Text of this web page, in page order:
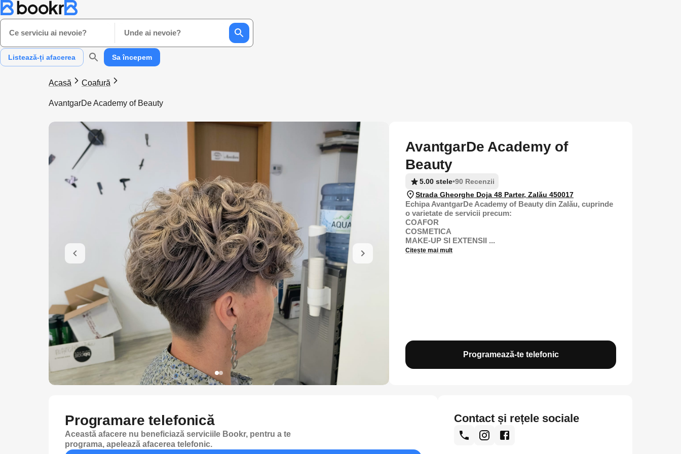
Ce serviciu ai nevoie? Unde ai nevoie?
Listează-ți afacerea Sa începem
Acasă Coafură
AvantgarDe Academy of Beauty
AvantgarDe Academy of
Beauty
5.00 stele•90 Recenzii
Strada Gheorghe Doja 48 Parter, Zalău 450017
Echipa AvantgarDe Academy of Beauty din Zalău, cuprinde
o varietate de servicii precum:
COAFOR
COSMETICA
MAKE-UP SI EXTENSII ...
Citește mai mult
Programează-te telefonic
Programare telefonică
Această afacere nu beneficiază serviciile Bookr, pentru a te
programa, apelează afacerea telefonic.
Contact și rețele sociale